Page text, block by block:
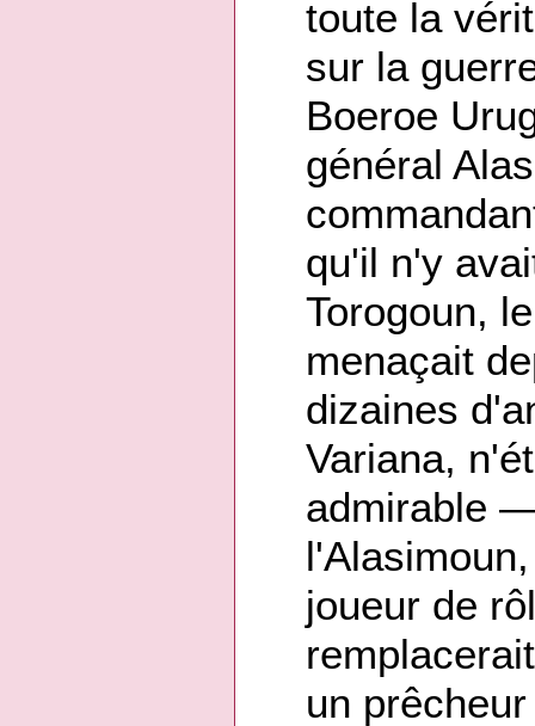
toute la
sur la
Boeroe
général
qu'il n'y
Torogoun,
menaçait
dizaines
Variana,
admirable
joueur de
un